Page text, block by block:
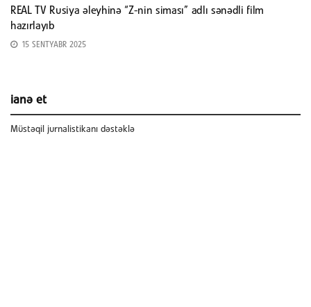
REAL TV Rusiya əleyhinə “Z-nin siması” adlı sənədli film
hazırlayıb
15 SENTYABR 2025
ianə et
Müstəqil jurnalistikanı dəstəklə